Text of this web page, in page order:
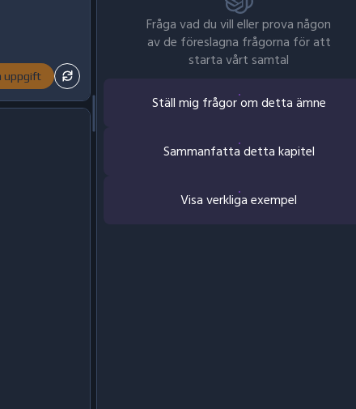
uppgift
Fråga vad du vill eller prova någon
av de föreslagna frågorna för att
starta vårt samtal
Ställ mig frågor om detta ämne
Sammanfatta detta kapitel
Visa verkliga exempel